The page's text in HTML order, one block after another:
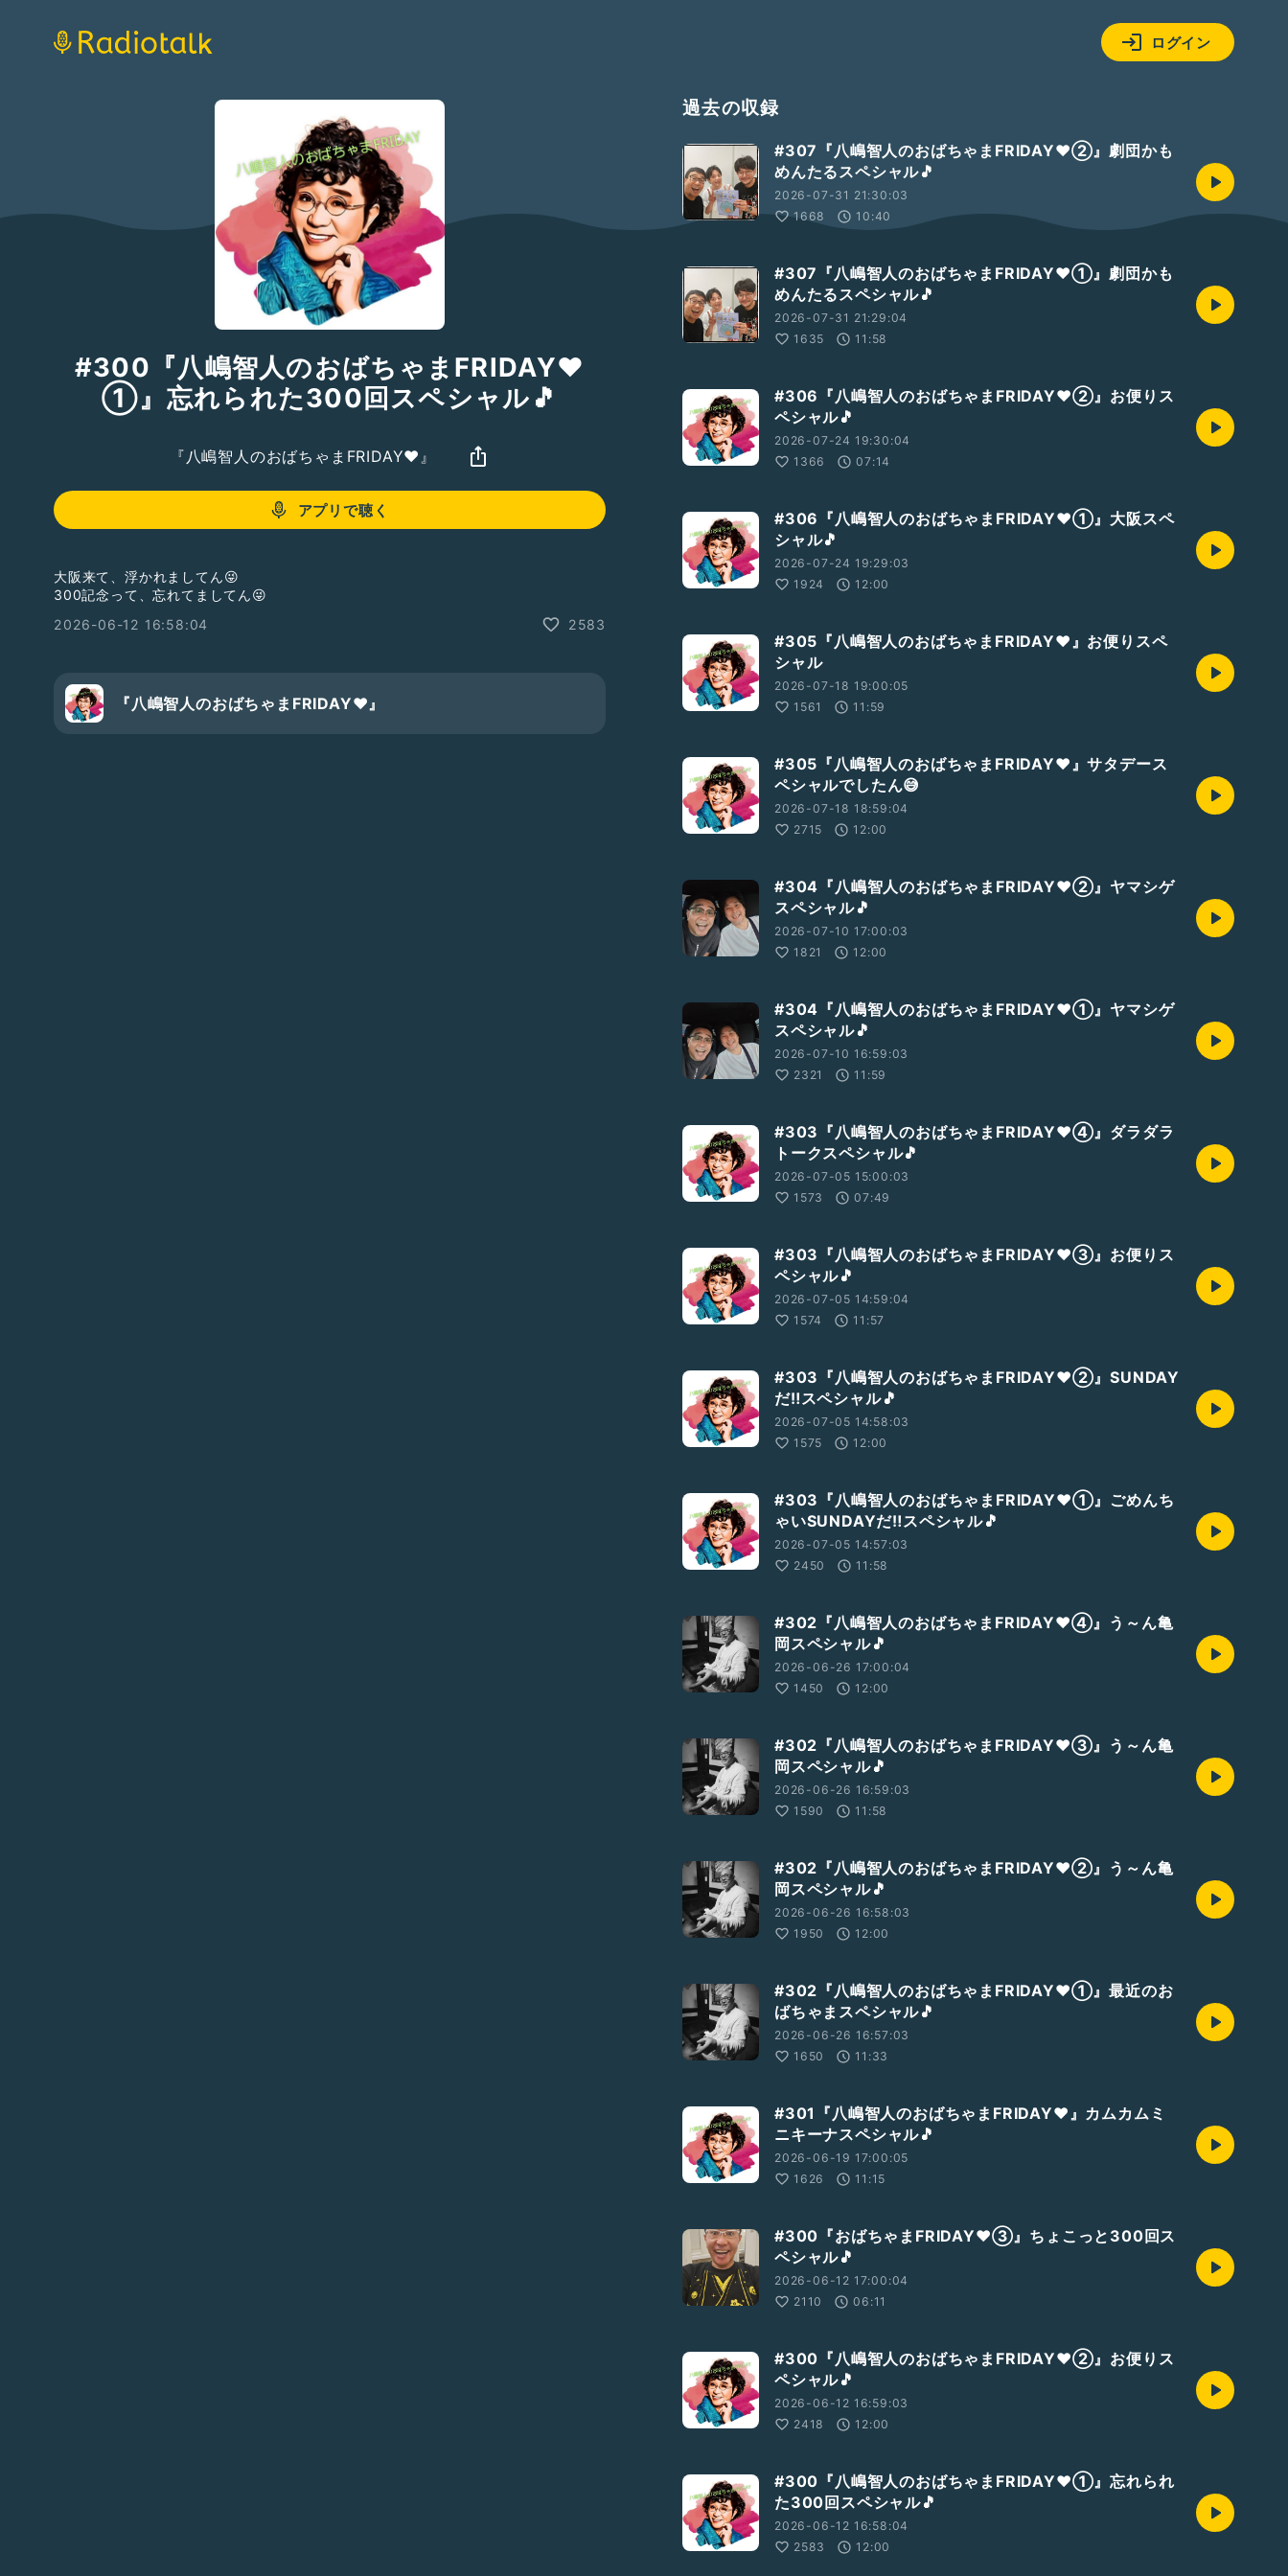
ログイン
#300『八嶋智人のおばちゃまFRIDAY❤️
①』忘れられた300回スペシャル🎵
『八嶋智人のおばちゃまFRIDAY❤️』
アプリで聴く
大阪来て、浮かれましてん😜
300記念って、忘れてましてん😜
2026-06-12 16:58:04
2583
『八嶋智人のおばちゃまFRIDAY❤️』
過去の収録
#307『八嶋智人のおばちゃまFRIDAY❤②』劇団かも
めんたるスペシャル🎵
2026-07-31 21:30:03
1668
10:40
#307『八嶋智人のおばちゃまFRIDAY❤①』劇団かも
めんたるスペシャル🎵
2026-07-31 21:29:04
1635
11:58
#306『八嶋智人のおばちゃまFRIDAY❤️②』お便りス
ペシャル🎵
2026-07-24 19:30:04
1366
07:14
#306『八嶋智人のおばちゃまFRIDAY❤️①』大阪スペ
シャル🎵
2026-07-24 19:29:03
1924
12:00
#305『八嶋智人のおばちゃまFRIDAY❤️』お便りスペ
シャル
2026-07-18 19:00:05
1561
11:59
#305『八嶋智人のおばちゃまFRIDAY❤️』サタデース
ペシャルでしたん😅
2026-07-18 18:59:04
2715
12:00
#304『八嶋智人のおばちゃまFRIDAY❤②』ヤマシゲ
スペシャル🎵
2026-07-10 17:00:03
1821
12:00
#304『八嶋智人のおばちゃまFRIDAY❤①』ヤマシゲ
スペシャル🎵
2026-07-10 16:59:03
2321
11:59
#303『八嶋智人のおばちゃまFRIDAY❤④』ダラダラ
トークスペシャル🎵
2026-07-05 15:00:03
1573
07:49
#303『八嶋智人のおばちゃまFRIDAY❤③』お便りス
ペシャル🎵
2026-07-05 14:59:04
1574
11:57
#303『八嶋智人のおばちゃまFRIDAY❤②』SUNDAY
だ‼️スペシャル🎵
2026-07-05 14:58:03
1575
12:00
#303『八嶋智人のおばちゃまFRIDAY❤①』ごめんち
ゃいSUNDAYだ‼️スペシャル🎵
2026-07-05 14:57:03
2450
11:58
#302『八嶋智人のおばちゃまFRIDAY❤️④』う～ん亀
岡スペシャル🎵
2026-06-26 17:00:04
1450
12:00
#302『八嶋智人のおばちゃまFRIDAY❤️③』う～ん亀
岡スペシャル🎵
2026-06-26 16:59:03
1590
11:58
#302『八嶋智人のおばちゃまFRIDAY❤️②』う～ん亀
岡スペシャル🎵
2026-06-26 16:58:03
1950
12:00
#302『八嶋智人のおばちゃまFRIDAY❤️①』最近のお
ばちゃまスペシャル🎵
2026-06-26 16:57:03
1650
11:33
#301『八嶋智人のおばちゃまFRIDAY❤️』カムカムミ
ニキーナスペシャル🎵
2026-06-19 17:00:05
1626
11:15
#300『おばちゃまFRIDAY❤️③』ちょこっと300回ス
ペシャル🎵
2026-06-12 17:00:04
2110
06:11
#300『八嶋智人のおばちゃまFRIDAY❤️②』お便りス
ペシャル🎵
2026-06-12 16:59:03
2418
12:00
#300『八嶋智人のおばちゃまFRIDAY❤️①』忘れられ
た300回スペシャル🎵
2026-06-12 16:58:04
2583
12:00